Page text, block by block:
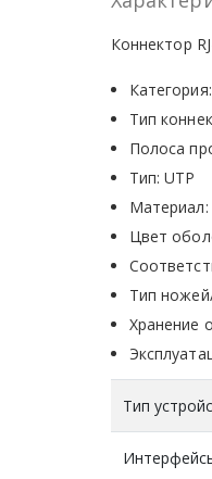
Коннектор
Тип
Полоса
Тип: UTP
Материал:
Цвет
Тип
Хранение
Тип